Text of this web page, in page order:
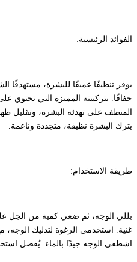
الفوائد الرئيسية:
يوفر تنظيفًا عميقًا للبشرة، مستهدفًا
جفافًا. بتركيبته المميزة التي تحتوي
المنظف على تهدئة البشرة، وتقليل
يترك البشرة نظيفة، متجددة وناعمة.
طريقة الاستخدام:
بللي الوجه، ثم ضعي كمية من الجل
غنية. استخدمي الرغوة لتدليك الوجه،
اشطفي الوجه جيدًا بالماء. يُفضل